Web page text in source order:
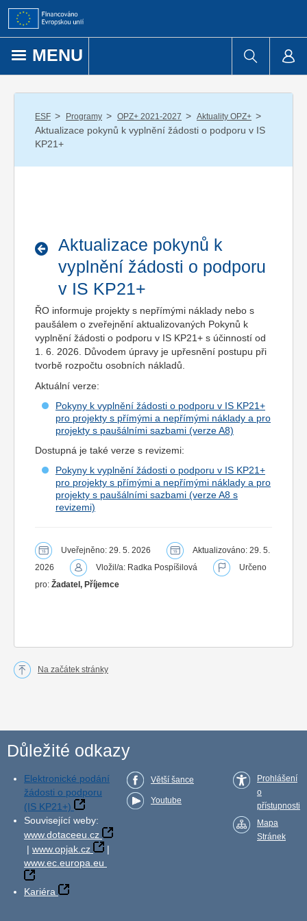
Přejít k obsahu
MENU
ESF / Programy / OPZ+ 2021-2027 / Aktuality OPZ+ /
Aktualizace pokynů k vyplnění žádosti o podporu v IS
KP21+
Aktualizace pokynů k
vyplnění žádosti o podporu
v IS KP21+
ŘO informuje projekty s nepřímými náklady nebo s
paušálem o zveřejnění aktualizovaných Pokynů k
vyplnění žádosti o podporu v IS KP21+ s účinností od
1. 6. 2026. Důvodem úpravy je upřesnění postupu při
tvorbě rozpočtu osobních nákladů.
Aktuální verze:
Pokyny k vyplnění žádosti o podporu v IS KP21+
pro projekty s přímými a nepřímými náklady a pro
projekty s paušálními sazbami (verze A8)
Dostupná je také verze s revizemi:
Pokyny k vyplnění žádosti o podporu v IS KP21+
pro projekty s přímými a nepřímými náklady a pro
projekty s paušálními sazbami (verze A8 s
revizemi)
Uveřejněno: 29. 5. 2026
Aktualizováno: 29. 5.
2026
Vložil/a: Radka Pospíšilová
Určeno
pro: Žadatel, Příjemce
Na začátek stránky
Důležité odkazy
Elektronické podání
žádosti o podporu
(IS KP21+)
Související weby:
www.dotaceeu.cz
| www.opjak.cz
|
www.ec.europa.eu
Kariéra
Větší šance
Youtube
Prohlášení
o
přístupnosti
Mapa
Stránek